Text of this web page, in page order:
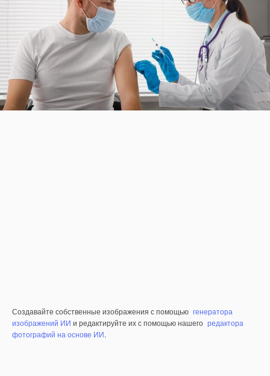
Создавайте собственные изображения с помощью генератора
изображений ИИ и редактируйте их с помощью нашего редактора
фотографий на основе ИИ.